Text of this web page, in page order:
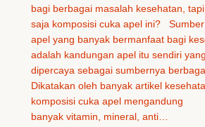
bagi berbagai masalah kesehatan,
saja komposisi cuka apel ini?
apel yang banyak bermanfaat bagi
adalah kandungan apel itu sendiri
dipercaya sebagai sumbernya
Dikatakan oleh banyak artikel
komposisi cuka apel mengandung
banyak vitamin, mineral, anti…